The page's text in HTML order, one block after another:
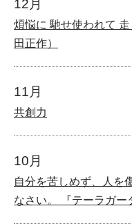
12月
煩悩に 馳せ使われて
田正作）
11月
共創力
10月
自分を苦しめず、人を
なさい。 『テーラガー